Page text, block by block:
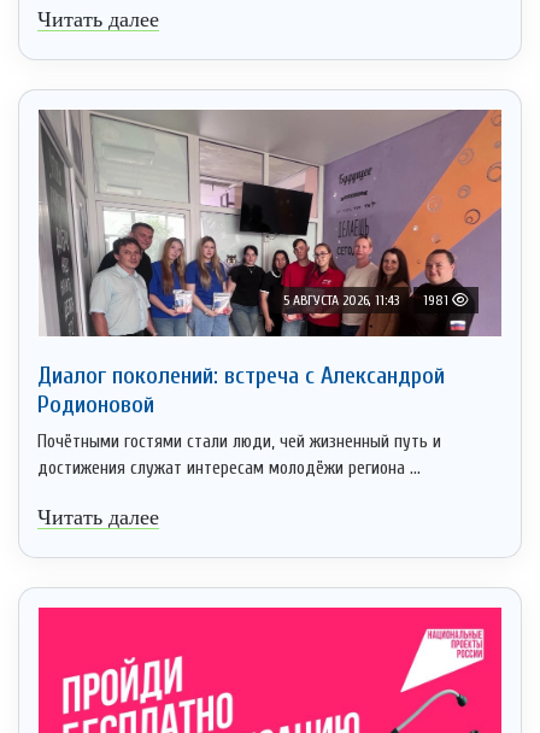
Читать далее
5 АВГУСТА 2026, 11:43 1981
Диалог поколений: встреча с Александрой
Родионовой
Почётными гостями стали люди, чей жизненный путь и
достижения служат интересам молодёжи региона ...
Читать далее